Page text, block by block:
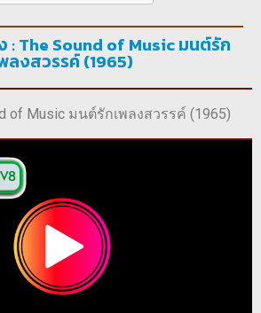
: The Sound of Music มนต์รัก
ลงสวรรค์ (1965)
of Music มนต์รักเพลงสวรรค์ (1965)